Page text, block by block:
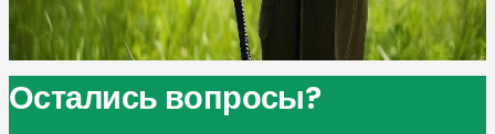
Остались вопросы?